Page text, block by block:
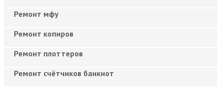
Ремонт мфу
Ремонт копиров
Ремонт плоттеров
Ремонт счётчиков банкнот